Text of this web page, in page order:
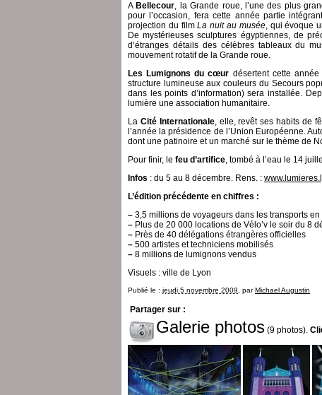
A Bellecour, la Grande roue, l’une des plus
pour l’occasion, fera cette année partie
projection du filmLa nuit au musée, qui évoque
De mystérieuses sculptures égyptiennes, de
d’étranges détails des célèbres tableaux du
mouvement rotatif de la Grande roue.
Les Lumignons du cœur désertent cette
structure lumineuse aux couleurs du Secours
dans les points d’information) sera installée.
lumière une association humanitaire.
La Cité Internationale, elle, revêt ses habits de
l’année la présidence de l’Union Européenne.
dont une patinoire et un marché sur le thème de
Pour finir, le feu d’artifice, tombé à l’eau le 14
Infos : du 5 au 8 décembre. Rens. :
L’édition précédente en chiffres :
– 3,5 millions de voyageurs dans les transports en
– Plus de 20 000 locations de Vélo’v le soir du 8
– Près de 40 délégations étrangères officielles
– 500 artistes et techniciens mobilisés
– 8 millions de lumignons vendus
Visuels : ville de Lyon
Publié le : jeudi 5 novembre 2009 , parMichael Augustin
Partager sur :
Galerie photos (9 photos).